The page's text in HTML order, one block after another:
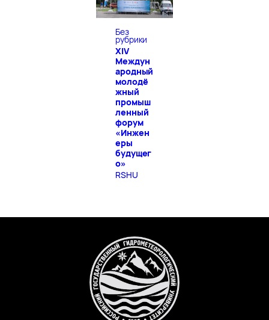
Без
рубрики
XIV
Междун
ародный
молодё
жный
промыш
ленный
форум
«Инжен
еры
будущег
о»
RSHU